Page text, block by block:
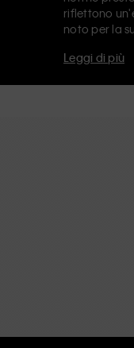
riflettono
noto per la
accessori,
Leggi di più